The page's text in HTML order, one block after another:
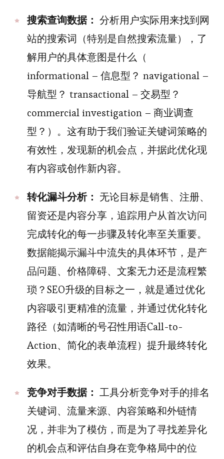
搜索查询数据： 分析用户实际用来找到网
站的搜索词（特别是自然搜索流量），了
解用户的具体意图是什么（
informational – 信息型？ navigational –
导航型？ transactional – 交易型？
commercial investigation – 商业调查
型？）。这有助于我们验证关键词策略的
有效性，发现新的机会点，并据此优化现
有内容或创作新内容。
转化漏斗分析： 无论目标是销售、注册、
留资还是内容分享，追踪用户从首次访问
完成转化的每一步骤及转化率至关重要。
数据能揭示漏斗中流失的具体环节，是产
品问题、价格障碍、文案无力还是流程繁
琐？SEO升级的目标之一，就是通过优化
内容吸引更精准的流量，并通过优化转化
路径（如清晰的号召性用语Call-to-
Action、简化的表单流程）提升最终转化
效果。
竞争对手数据： 工具分析竞争对手的排名
关键词、流量来源、内容策略和外链情
况，并非为了模仿，而是为了寻找差异化
的机会点和评估自身在竞争格局中的位